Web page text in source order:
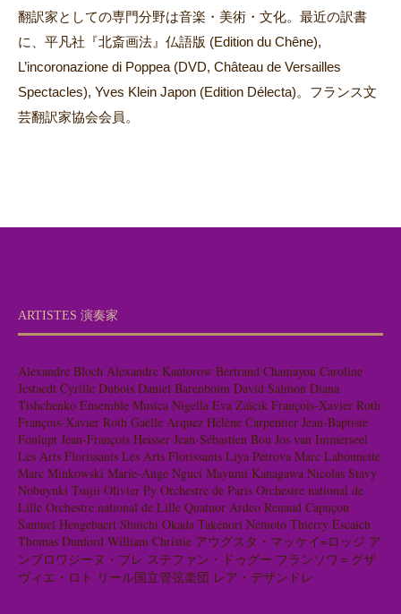
翻訳家としての専門分野は音楽・美術・文化。最近の訳書
に、平凡社『北斎画法』仏語版 (Edition du Chêne),
L’incoronazione di Poppea (DVD, Château de Versailles
Spectacles), Yves Klein Japon (Edition Délecta)。フランス文
芸翻訳家協会会員。
ARTISTES 演奏家
Alexandre Bloch Alexandre Kantorow Bertrand Chamayou Caroline
Jestaedt Cyrille Dubois Daniel Barenboim David Salmon Diana
Tishchenko Ensemble Musica Nigella Eva Zaïcik François-Xavier Roth
François-Xavier Roth Gaëlle Arquez Hélène Carpentier Jean-Baptiste
Fonlupt Jean-François Heisser Jean-Sébastien Bou Jos van Immerseel
Les Arts Florissants Les Arts Florissants Liya Petrova Marc Labonnette
Marc Minkowski Marie-Ange Nguci Mayumi Kanagawa Nicolas Stavy
Nobuyuki Tsujii Olivier Py Orchestre de Paris Orchestre national de
Lille Orchestre national de Lille Quatuor Ardeo Renaud Capuçon
Samuel Hengebaert Shuichi Okada Takénori Némoto Thierry Escaich
Thomas Dunford William Christie アウグスタ・マッケイ=ロッジ ア
ンブロワジーヌ・ブレ ステファン・ドゥグー フランソワ＝グザ
ヴィエ・ロト リール国立管弦楽団 レア・デザンドレ